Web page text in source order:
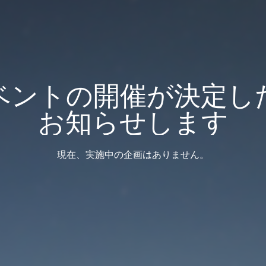
ントの開催が決定し
お知らせします
現在、実施中の企画はありません。